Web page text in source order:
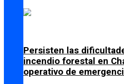
Persisten las
incendio forestal en
operativo de